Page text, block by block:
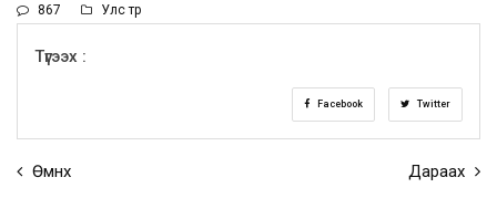
867 Улс төр
Түгээх :
Facebook Twitter
Өмнөх Дараах